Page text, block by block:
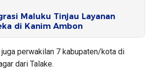
Maluku Tinjau Layanan
di Kanim Ambon
perwakilan 7 kabupaten/kota di
dari Talake.